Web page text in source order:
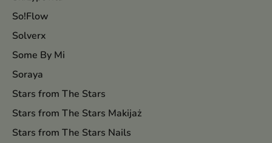
So!Flow
Solverx
Some By Mi
Soraya
Stars from The Stars
Stars from The Stars Makijaż
Stars from The Stars Nails